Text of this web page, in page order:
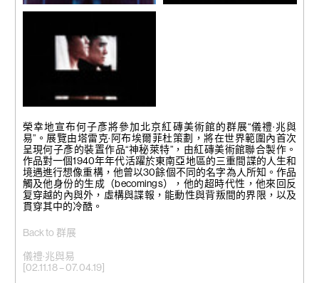
Back to 群展
儀禮·兆與易
[02.11.18 – 07.04.19]
榮幸地宣布何子彥將參加北京紅磚美術館的群展“儀禮·兆與
易”。展覽由塔雷克·阿布埃爾菲杜策劃，將在世界範圍內首次
呈現何子彥的裝置作品“神秘萊特”，由紅磚美術館聯合製作。
作品對一個1940年年代活躍於東南亞地區的三重間諜的人生和
境遇進行想像重構，他曾以30餘個不同的名字為人所知。作品
觸及他身份的生成（becomings），他的超時代性，他來回反
复穿越的內與外，虛構與諜報，能動性與背叛間的界限，以及
貫穿其中的冷酷。
展覽現場, 《神秘萊特》, 2018
紅磚美術館, 北京, 2019
攝影：刑宇、楊麗